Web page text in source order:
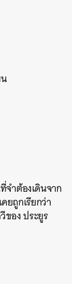
ำต้องเดินจาก
ถูกเรียกว่า
ของ ประยูร